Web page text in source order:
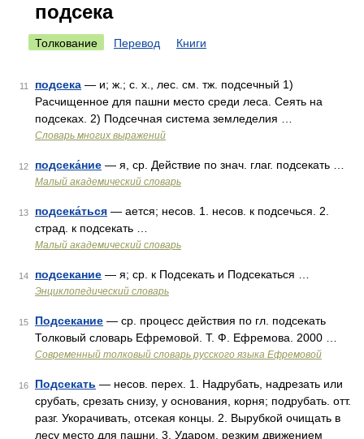
подсека
Толкование Перевод Книги
11 подсека — и; ж.; с. х., лес. см. тж. подсечный 1)
Расчищенное для пашни место среди леса. Сеять на
подсеках. 2) Подсечная система земледелия …
Словарь многих выражений
12 подсека́ние — я, ср. Действие по знач. глаг. подсекать …
Малый академический словарь
13 подсека́ться — ается; несов. 1. несов. к подсечься. 2.
страд. к подсекать …
Малый академический словарь
14 подсекание — я; ср. к Подсекать и Подсекаться …
Энциклопедический словарь
15 Подсекание — ср. процесс действия по гл. подсекать
Толковый словарь Ефремовой. Т. Ф. Ефремова. 2000 …
Современный толковый словарь русского языка Ефремовой
16 Подсекать — несов. перех. 1. Надрубать, надрезать или
срубать, срезать снизу, у основания, корня; подрубать. отт.
разг. Укорачивать, отсекая концы. 2. Вырубкой очищать в
лесу место для пашни. 3. Ударом, резким движением